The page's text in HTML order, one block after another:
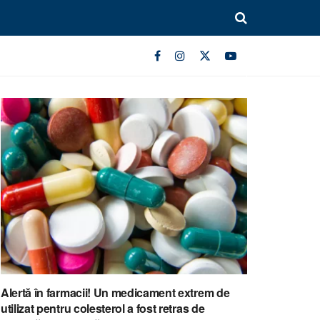
Alertă în farmacii! Un medicament extrem de
utilizat pentru colesterol a fost retras de